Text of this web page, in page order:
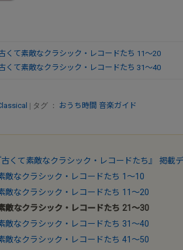
くて素敵なクラシック・レコードたち 11～20
くて素敵なクラシック・レコードたち 31～40
| タグ ： おうち時間 音楽ガイド
くて素敵なクラシック・レコードたち』 掲載
敵なクラシック・レコードたち 1～10
敵なクラシック・レコードたち 11～20
敵なクラシック・レコードたち 21～30
敵なクラシック・レコードたち 31～40
敵なクラシック・レコードたち 41～50